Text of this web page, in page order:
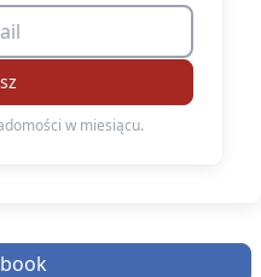
w miesiącu.